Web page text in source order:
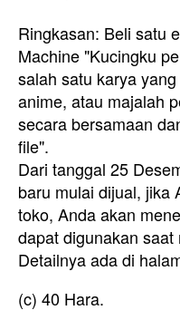
Ringkasan: Beli satu
Machine "Kucingku
salah satu karya
anime, atau majalah
secara bersamaan
file".
Dari tanggal 25
baru mulai dijual, jika
toko, Anda akan
dapat digunakan
Detailnya ada di
(c) 40 Hara.